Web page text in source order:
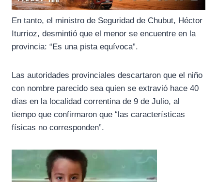
En tanto, el ministro de Seguridad de Chubut, Héctor
Iturrioz, desmintió que el menor se encuentre en la
provincia: “Es una pista equívoca”.
Las autoridades provinciales descartaron que el niño
con nombre parecido sea quien se extravió hace 40
días en la localidad correntina de 9 de Julio, al
tiempo que confirmaron que “las características
físicas no corresponden”.